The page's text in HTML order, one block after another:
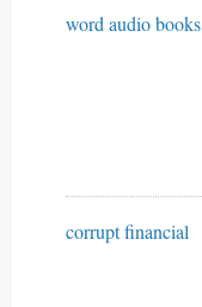
word audio books
corrupt financial